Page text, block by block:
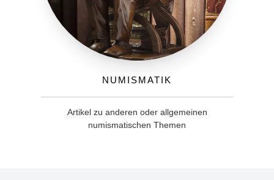
Numismatik
Artikel zu anderen oder allgemeinen
numismatischen Themen